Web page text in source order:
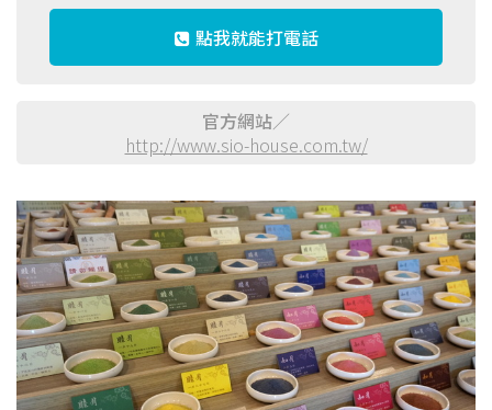
點我就能打電話
官方網站／
http://www.sio-house.com.tw/